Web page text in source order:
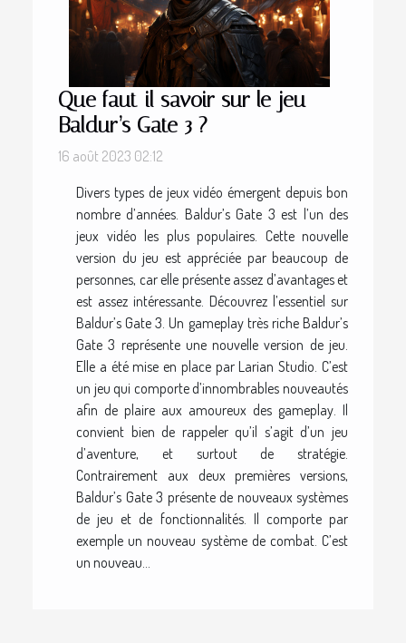
Que faut-il savoir sur le jeu
Baldur’s Gate 3 ?
16 août 2023 02:12
Divers types de jeux vidéo émergent depuis bon
nombre d’années. Baldur’s Gate 3 est l’un des
jeux vidéo les plus populaires. Cette nouvelle
version du jeu est appréciée par beaucoup de
personnes, car elle présente assez d’avantages et
est assez intéressante. Découvrez l’essentiel sur
Baldur’s Gate 3. Un gameplay très riche Baldur’s
Gate 3 représente une nouvelle version de jeu.
Elle a été mise en place par Larian Studio. C’est
un jeu qui comporte d’innombrables nouveautés
afin de plaire aux amoureux des gameplay. Il
convient bien de rappeler qu’il s’agit d’un jeu
d’aventure, et surtout de stratégie.
Contrairement aux deux premières versions,
Baldur’s Gate 3 présente de nouveaux systèmes
de jeu et de fonctionnalités. Il comporte par
exemple un nouveau système de combat. C’est
un nouveau...